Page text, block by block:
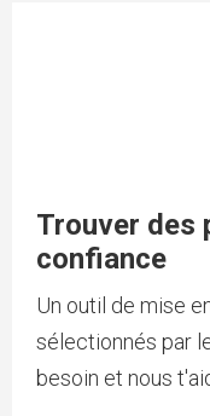
Trouver des
confiance
Un outil de mise
sélectionnés par
besoin et nous